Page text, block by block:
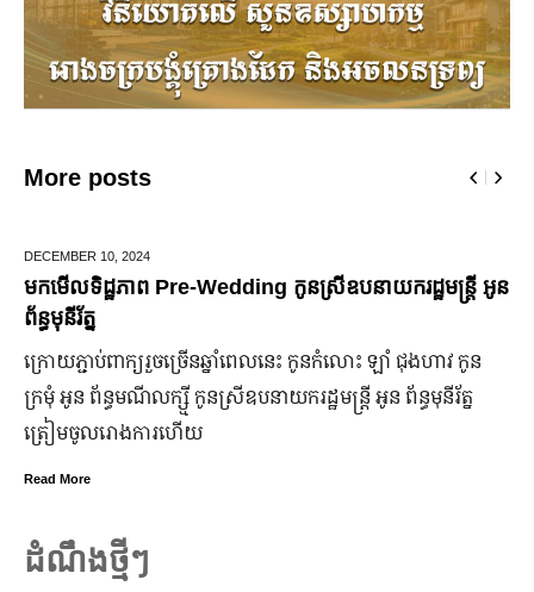
More posts
នាយករដ្ឋមន្រ្តី អូន
ោះ ឡាំ ជុងហាវ កូន
រី អូន ព័ន្ធមុនីរ័ត្ន
មកដឹងប្រាក់ចំណេញសុទ្ធរបស់ក្រុមហ៊ុន
ក្រុមហ៊ុន Ford Motor ទទួលប្រាក់ចំណេញសរុប
ឡើង បើទោះបីវិបត្តិសេដ្ឋកិច្ចពិភពលោកមិនទា
ដំណឹងថ្មីៗ